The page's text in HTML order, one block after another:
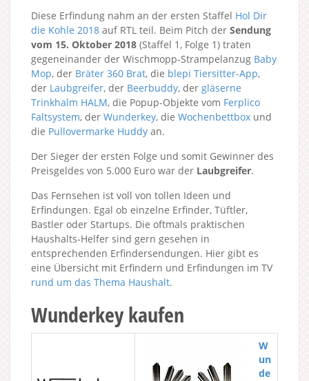
Diese Erfindung nahm an der ersten Staffel Hol Dir
die Kohle 2018 auf RTL teil. Beim Pitch der Sendung
vom 15. Oktober 2018 (Staffel 1, Folge 1) traten
gegeneinander der Wischmopp-Strampelanzug Baby
Mop, der Bräter 360 Brat, die blepi Tiersitter-App,
der Laubgreifer, der Beerbuddy, der gläserne
Trinkhalm HALM, die Popup-Objekte vom Ferplico
Faltsystem, der Wunderkey, die Wochenbettbox und
die Pullovermarke Huddy an.
Der Sieger der ersten Folge und somit Gewinner des
Preisgeldes von 5.000 Euro war der Laubgreifer.
Das Fernsehen ist voll von tollen Ideen und
Erfindungen. Egal ob einzelne Erfinder, Tüftler,
Bastler oder Startups. Die oftmals praktischen
Haushalts-Helfer sind gern gesehen in
entsprechenden Erfindersendungen. Hier gibt es
eine Übersicht mit Erfindern und Erfindungen im TV
rund um das Thema Haushalt.
Wunderkey kaufen
W
un
de